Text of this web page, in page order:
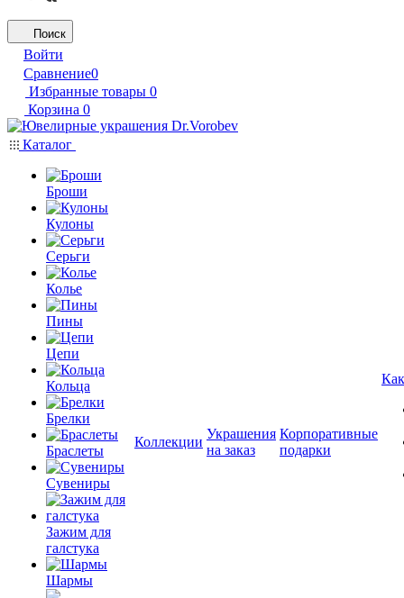
Поиск
Войти
Сравнение0
Избранные товары 0
Корзина 0
Каталог
Броши
Кулоны
Серьги
Колье
Пины
Цепи
Кольца
Брелки
Браслеты
Сувениры
Зажим для
галстука
Шармы
Коллекции
Украшения
на заказ
Корпоративные
подарки